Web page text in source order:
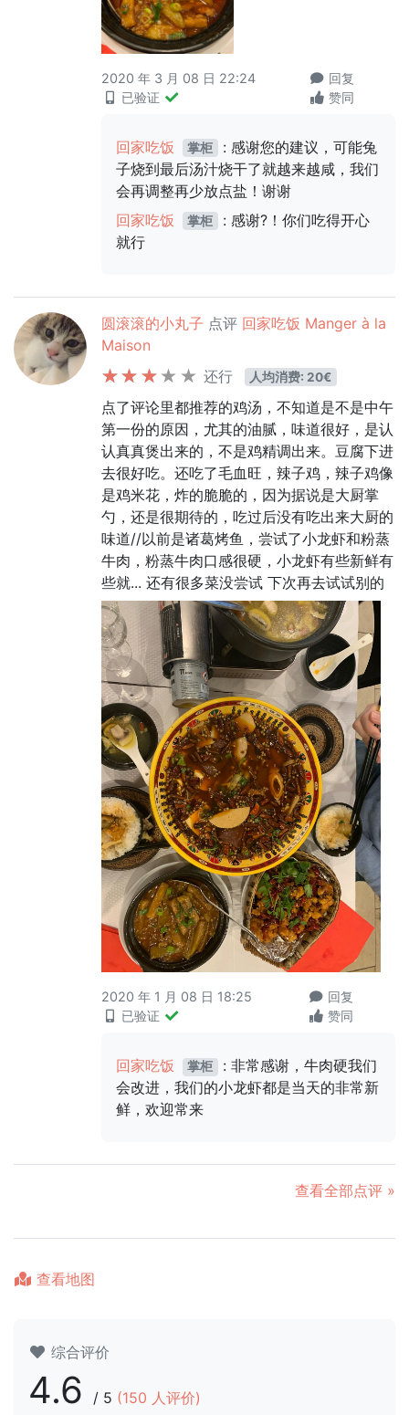
2020 年 3 月 08 日 22:24
已验证
回复
赞同
回家吃饭 掌柜
: 感谢您的建议，可能兔
子烧到最后汤汁烧干了就越来越咸，我们
会再调整再少放点盐！谢谢
回家吃饭
掌柜
: 感谢?！你们吃得开心
就行
圆滚滚的小丸子 点评 回家吃饭 Manger à la
Maison
还行
人均消费: 20€
点了评论里都推荐的鸡汤，不知道是不是中午
第一份的原因，尤其的油腻，味道很好，是认
认真真煲出来的，不是鸡精调出来。豆腐下进
去很好吃。还吃了毛血旺，辣子鸡，辣子鸡像
是鸡米花，炸的脆脆的，因为据说是大厨掌
勺，还是很期待的，吃过后没有吃出来大厨的
味道//以前是诸葛烤鱼，尝试了小龙虾和粉蒸
牛肉，粉蒸牛肉口感很硬，小龙虾有些新鲜有
些就... 还有很多菜没尝试 下次再去试试别的
2020 年 1 月 08 日 18:25
已验证
回复
赞同
回家吃饭 掌柜
: 非常感谢，牛肉硬我们
会改进，我们的小龙虾都是当天的非常新
鲜，欢迎常来
查看全部点评 »
查看地图
综合评价
4.6 / 5 (150 人评价)